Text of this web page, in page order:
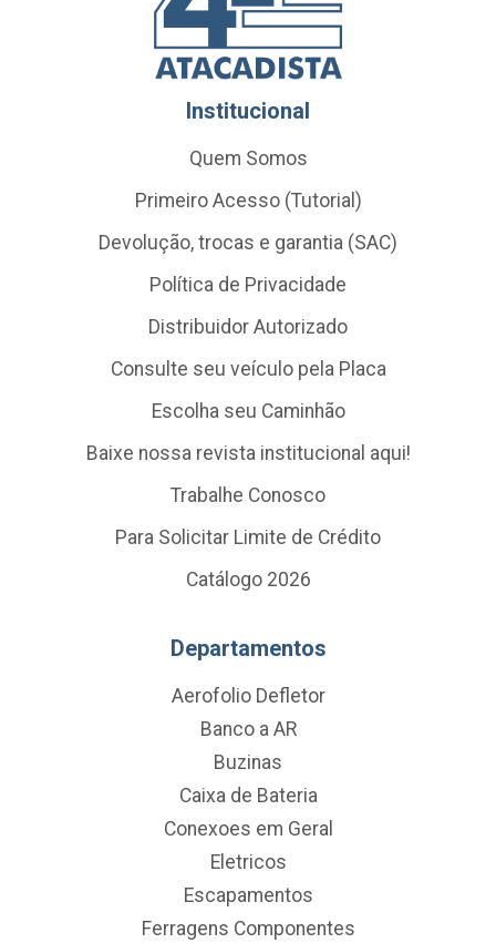
Institucional
Quem Somos
Primeiro Acesso (Tutorial)
Devolução, trocas e garantia (SAC)
Política de Privacidade
Distribuidor Autorizado
Consulte seu veículo pela Placa
Escolha seu Caminhão
Baixe nossa revista institucional aqui!
Trabalhe Conosco
Para Solicitar Limite de Crédito
Catálogo 2026
Departamentos
Aerofolio Defletor
Banco a AR
Buzinas
Caixa de Bateria
Conexoes em Geral
Eletricos
Escapamentos
Ferragens Componentes